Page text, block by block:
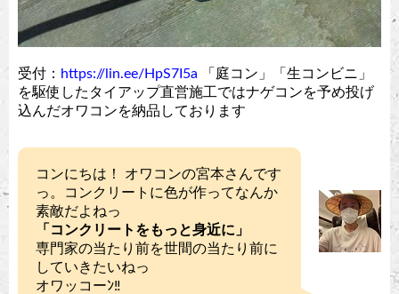
受付： https://lin.ee/HpS7I5a 「庭コン」「生コンビニ」
を駆使したタイアップ直営施工ではナゲコンを予め投げ
込んだオワコンを納品しております
コンにちは！ オワコンの宮本さんです
っ。コンクリートに色が作ってなんか
素敵だよねっ
「コンクリートをもっと身近に」
専門家の当たり前を世間の当たり前に
していきたいねっ
オワッコーﾝ‼︎